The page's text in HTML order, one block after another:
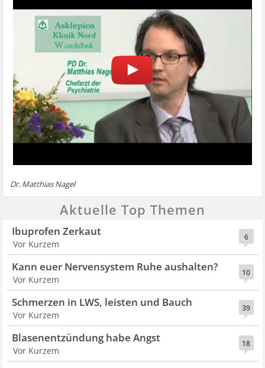
Dr. Matthias Nagel
Aktuelle Top Themen
6
Ibuprofen Zerkaut
Vor Kurzem
10
Kann euer Nervensystem Ruhe aushalten?
Vor Kurzem
39
Schmerzen in LWS, leisten und Bauch
Vor Kurzem
18
Blasenentzündung habe Angst
Vor Kurzem